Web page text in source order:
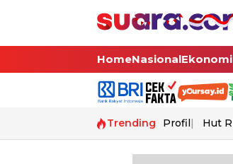
HomeNasionalEkonomi
Trending Profil Hut